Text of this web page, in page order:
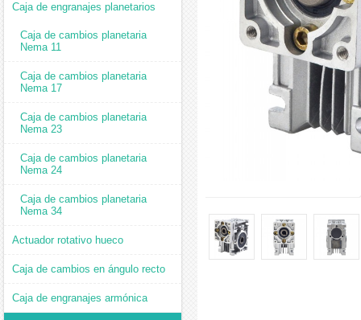
Caja de engranajes planetarios
Caja de cambios planetaria
Nema 11
Caja de cambios planetaria
Nema 17
Caja de cambios planetaria
Nema 23
Caja de cambios planetaria
Nema 24
Caja de cambios planetaria
Nema 34
Actuador rotativo hueco
Caja de cambios en ángulo recto
Caja de engranajes armónica